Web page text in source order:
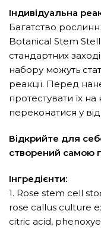
Індивідуальна
Багатство
Botanical Stem
стандартних
набору можуть
реакції. Перед
протестувати їх на
переконатися у
Відкрийте для
створений самою
Інгредієнти:
1. Rose stem cell
rose callus culture
citric acid,